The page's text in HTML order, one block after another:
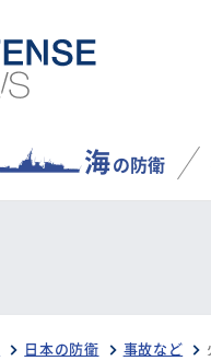
海の防衛
日本の防衛 事故など